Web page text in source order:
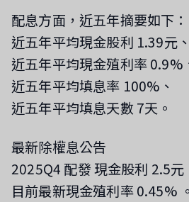
配息方面，近五年摘要如下：
近五年平均現金股利 1.39元、
近五年平均現金殖利率 0.9%
近五年平均填息率 100%、
近五年平均填息天數 7天。
最新除權息公告
2025Q4 配發 現金股利 2.5元
目前最新現金殖利率 0.45% 。